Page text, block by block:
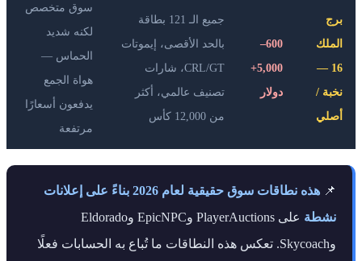
برج
الملك
16 —
نخبة /
أصلي
600–
5,000+
دولار
جميع الـ 121 بطاقة
بالحد الأقصى، إيموتات
CRL/GT، شارات
تصنيف عالمي، أكثر
من 12,000 كأس
سوق متخصص
لكنه شديد
الحماس —
هواة الجمع
يدفعون أسعارًا
مرتفعة
📌
هذه نطاقات سوق حقيقية لعام 2026 بناءً على إعلانات
نشطة
على PlayerAuctions وEpicNPC وEldorado
وSkycoach. تعكس هذه النطاقات ما تُباع به الحسابات فعلًا